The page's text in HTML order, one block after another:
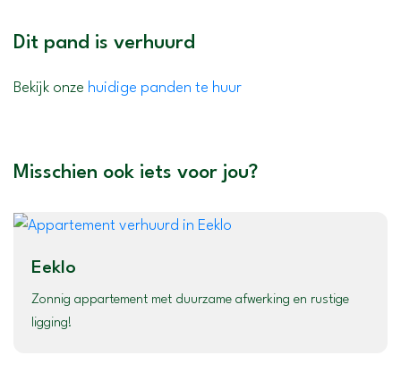
Dit pand is verhuurd
Bekijk onze huidige panden te huur
Misschien ook iets voor jou?
Eeklo
Zonnig appartement met duurzame afwerking en rustige
ligging!